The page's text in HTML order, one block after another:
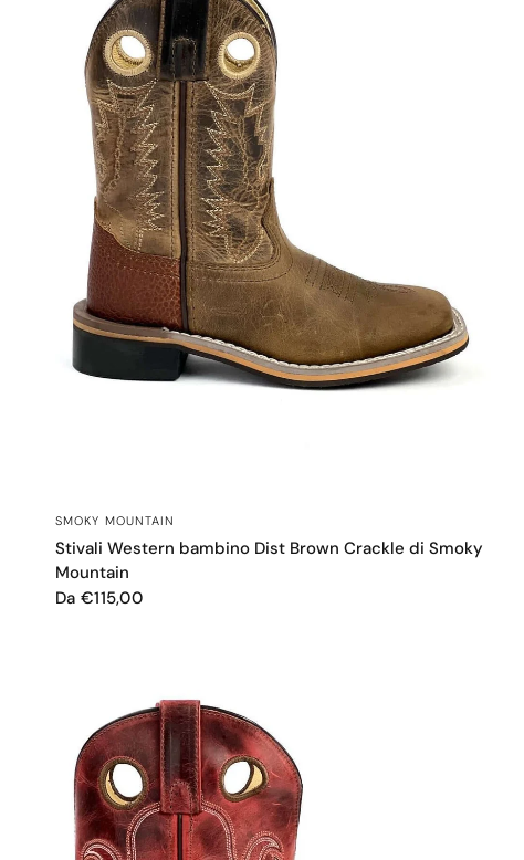
SMOKY MOUNTAIN
Stivali Western bambino Dist Brown Crackle di Smoky
Mountain
Da €115,00